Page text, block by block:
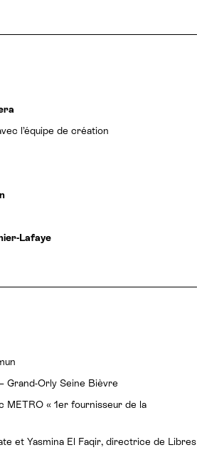
l’équipe de création
Lafaye
Grand-Orly Seine Bièvre
METRO « 1er fournisseur de la
et Yasmina El Faqir, directrice de Libres